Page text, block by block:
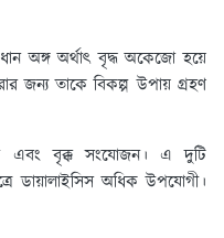
অঙ্গ অর্থাৎ বৃদ্ধ অকেজো হয়ে
জন্য তাকে বিকল্প উপায় গ্রহণ
এবং বৃক্ক সংযোজন। এ দুটি
ডায়ালাইসিস অধিক উপযোগী।